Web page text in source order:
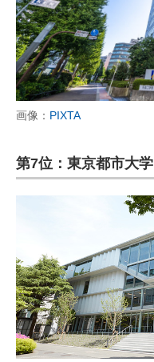
画像： PIXTA
第7位：東京都市大学